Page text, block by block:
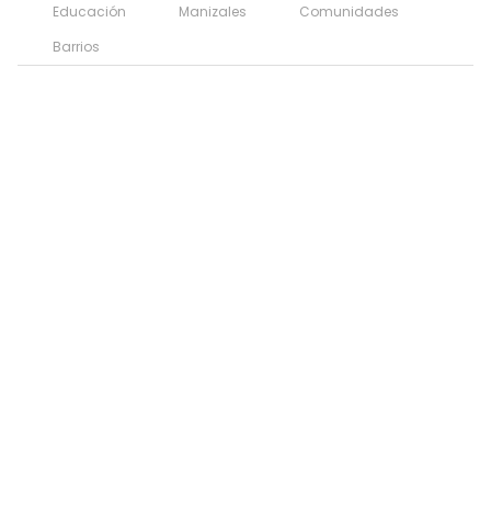
Educación Manizales
Comunidades
Barrios